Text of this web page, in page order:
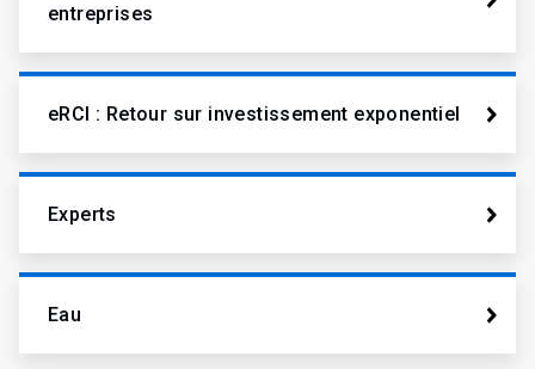
entreprises
eRCI​​​​​​​ : Retour sur investissement exponentiel
Experts
Eau